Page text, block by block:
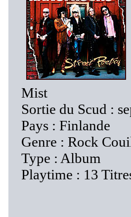
Mist
Sortie du Scud :
Pays : Finlande
Genre : Rock
Type : Album
Playtime : 13